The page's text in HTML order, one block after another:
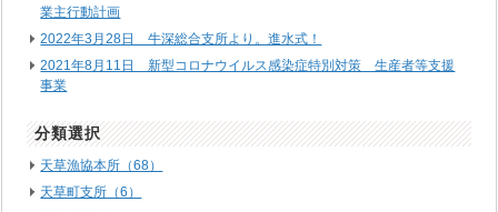
業主行動計画
2022年3月28日 牛深総合支所より。進水式！
2021年8月11日 新型コロナウイルス感染症特別対策 生産者等支援
事業
分類選択
天草漁協本所（68）
天草町支所（6）